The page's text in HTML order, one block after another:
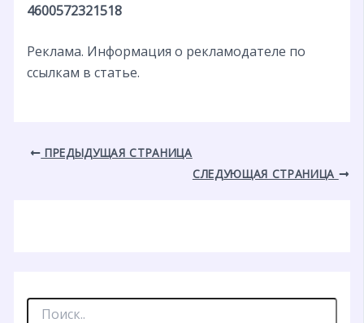
4600572321518
Реклама. Информация о рекламодателе по
ссылкам в статье.
ПРЕДЫДУЩАЯ СТРАНИЦА
СЛЕДУЮЩАЯ СТРАНИЦА